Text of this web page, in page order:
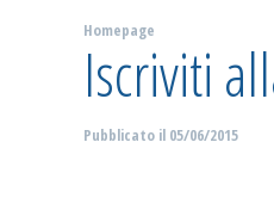
Homepage
Iscriviti
Pubblicato il 05/06/2015